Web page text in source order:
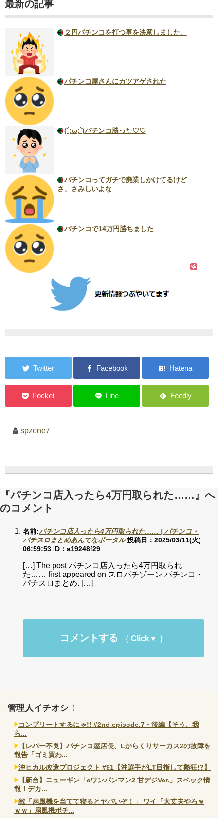
最新の記事
２円パチンコを打つ事を決意しました。
パチンコ屋さんにカツアゲされた
(´;ω;`)パチンコ勝った♡♡
パチンコってガチで廃業しかけてるけど
さ、さみしいよな
パチンコで14万円勝ちました
spzone7
『パチンコ店入ったら4万円取られた……』へ
のコメント
名前:パチンコ店入ったら4万円取られた…… | パチンコ・
パチスロまとめあんてなポータル 投稿日：2025/03/11(火)
06:59:53 ID：a19248f29
[…] The post パチンコ店入ったら4万円取られ
た…… first appeared on スロパチゾーン パチンコ・
パチスロまとめ. […]
コメントする
管理人イチオシ！
コンプリートするにゃ!! #2nd episode.7・後編【そう、我
ら...
【レバー不良】パチンコ屋店長、Lからくりサーカス2の故障を
報告「ゴミ買わ...
沖ヒカル改造プロジェクト #91【沖選手がLT目指して熱狂!?】
【新台】ニューギン「eワンパンマン2 甘デジVer.」スペック情
報！デカ...
敵「扇風機を当てて寝るとヤバいぞ！」 ワイ「大丈夫やろｗ
ｗｗ」扇風機ポチ...